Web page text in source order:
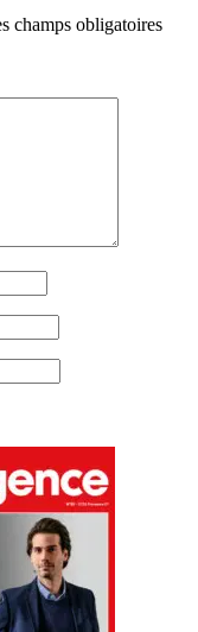
champs obligatoires